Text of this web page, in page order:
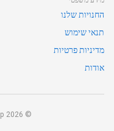
החנויות שלנו
תנאי שימוש
מדיניות פרטיות
אודות
©
2026